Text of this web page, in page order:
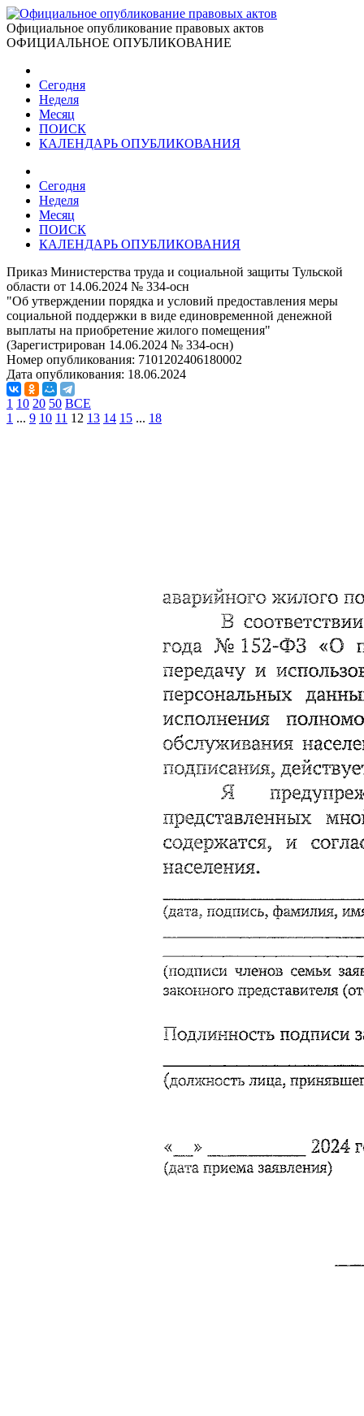
Официальное опубликование правовых актов
ОФИЦИАЛЬНОЕ ОПУБЛИКОВАНИЕ
Сегодня
Неделя
Месяц
ПОИСК
КАЛЕНДАРЬ ОПУБЛИКОВАНИЯ
Сегодня
Неделя
Месяц
ПОИСК
КАЛЕНДАРЬ ОПУБЛИКОВАНИЯ
Приказ Министерства труда и социальной защиты Тульской
области от 14.06.2024 № 334-осн
"Об утверждении порядка и условий предоставления меры
социальной поддержки в виде единовременной денежной
выплаты на приобретение жилого помещения"
(Зарегистрирован 14.06.2024 № 334-осн)
Номер опубликования: 7101202406180002
Дата опубликования: 18.06.2024
1 10 20 50 ВСЕ
1 ... 9 10 11 12 13 14 15 ... 18